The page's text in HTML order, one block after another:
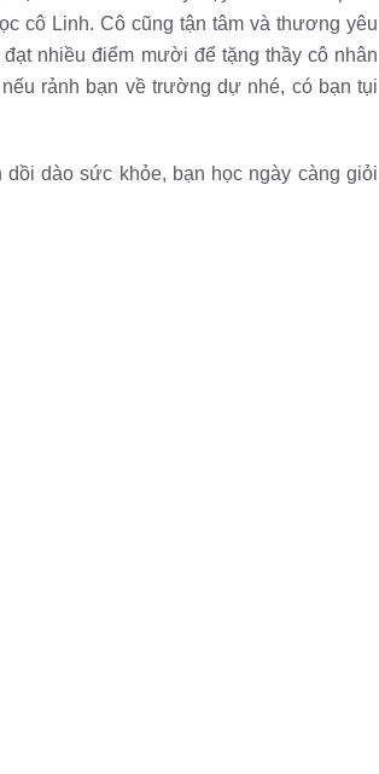
cô Linh. Cô cũng tận tâm và thương yêu
nhiều điểm mười để tặng thầy cô nhân
rảnh bạn về trường dự nhé, có bạn tụi
dào sức khỏe, bạn học ngày càng giỏi